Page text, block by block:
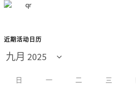
近期活动日历
日 一 二 三